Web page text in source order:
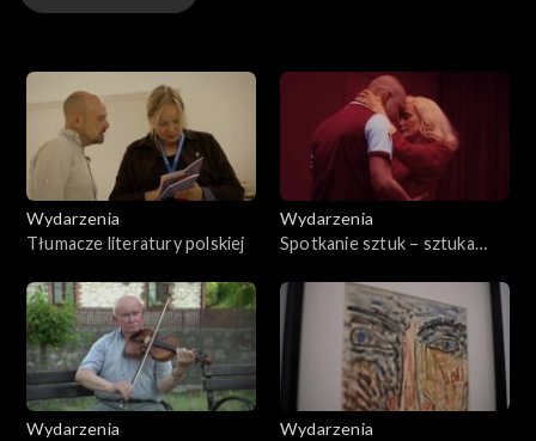
Wydarzenia
Tłumacze literatury polskiej
Wydarzenia
Spotkanie sztuk – sztuka
2026
Wydarzenia
Wydarzenia